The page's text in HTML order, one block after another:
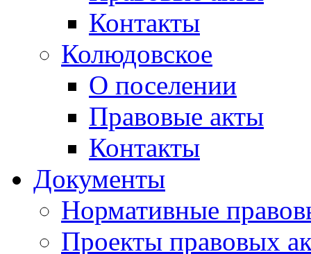
Контакты
Колюдовское
О поселении
Правовые акты
Контакты
Документы
Нормативные
Проекты правовых